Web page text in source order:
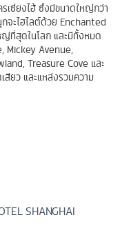
เซี่ยงไฮ้ ซึ่งมีขนาดใหญ่กว่า
จะไฮไลต์ด้วย Enchanted
ที่สุดในโลก และมีทั้งหมด
Mickey Avenue,
Treasure Cove และ
สียว และแหล่งรวมความ
SHANGHAI